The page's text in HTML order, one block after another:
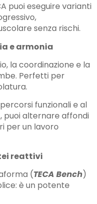
puoi eseguire varianti
senza rischi.
e armonia
la coordinazione e la
Perfetti per
funzionali e al
puoi alternare affondi
per un lavoro
reattivi
(TECA Bench)
è un potente